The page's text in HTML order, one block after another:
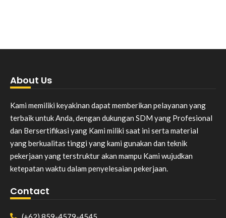
About Us
Kami memiliki keyakinan dapat memberikan pelayanan yang
terbaik untuk Anda, dengan dukungan SDM yang Profesional
dan Bersertifikasi yang Kami miliki saat ini serta material
yang berkualitas tinggi yang kami gunakan dan teknik
pekerjaan yang terstruktur akan mampu Kami wujudkan
ketepatan waktu dalam penyelesaian pekerjaan.
Contact